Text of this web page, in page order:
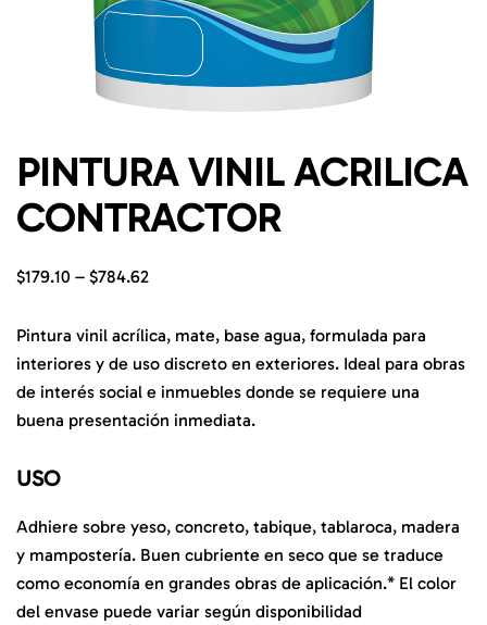
PINTURA VINIL ACRILICA
CONTRACTOR
$179.10 – $784.62
Pintura vinil acrílica, mate, base agua, formulada para
interiores y de uso discreto en exteriores. Ideal para obras
de interés social e inmuebles donde se requiere una
buena presentación inmediata.
USO
Adhiere sobre yeso, concreto, tabique, tablaroca, madera
y mampostería. Buen cubriente en seco que se traduce
como economía en grandes obras de aplicación.* El color
del envase puede variar según disponibilidad